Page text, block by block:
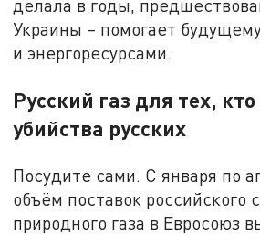
делала в годы,
Украины – помогает
и энергоресурсами.
Русский газ для тех,
убийства русских
Посудите сами. С января по
объём поставок российского
природного газа в Евросоюз